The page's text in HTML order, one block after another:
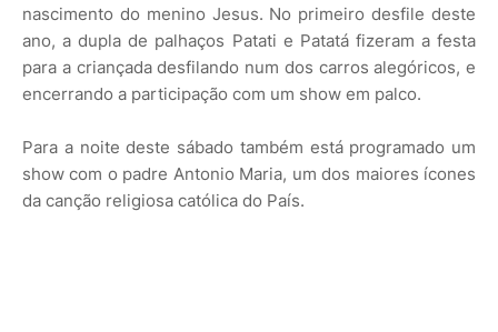
nascimento do menino Jesus. No primeiro desfile deste
ano, a dupla de palhaços Patati e Patatá fizeram a festa
para a criançada desfilando num dos carros alegóricos, e
encerrando a participação com um show em palco.
Para a noite deste sábado também está programado um
show com o padre Antonio Maria, um dos maiores ícones
da canção religiosa católica do País.